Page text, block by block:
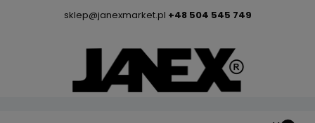
sklep@janexmarket.pl +48 504 545 749